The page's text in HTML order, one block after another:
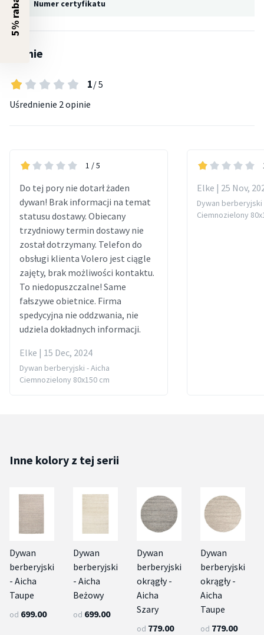
Numer certyfikatu
Opinie
1/ 5
Uśrednienie 2 opinie
1 / 5
Do tej pory nie dotarł żaden
dywan! Brak informacji na temat
statusu dostawy. Obiecany
trzydniowy termin dostawy nie
został dotrzymany. Telefon do
obsługi klienta Volero jest ciągle
zajęty, brak możliwości kontaktu.
To niedopuszczalne! Same
fałszywe obietnice. Firma
spedycyjna nie oddzwania, nie
udziela dokładnych informacji.
Elke | 15 Dec, 2024
Dywan berberyjski - Aicha
Ciemnozielony 80x150 cm
Elke | 25 Nov,
Dywan berberyjski
Ciemnozielony
Inne kolory z tej serii
Dywan
berberyjski
- Aicha
Taupe
od 699.00
Dywan
berberyjski
- Aicha
Beżowy
od 699.00
Dywan
berberyjski
okrągły -
Aicha
Szary
od 779.00
Dywan
berberyjski
okrągły -
Aicha
Taupe
od 779.00